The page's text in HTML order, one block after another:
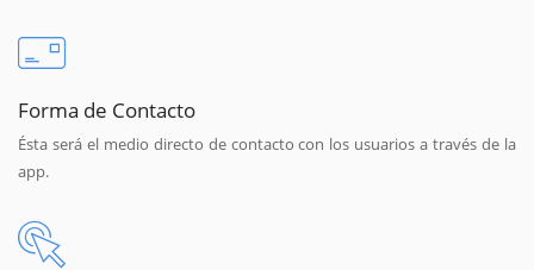
Forma de Contacto
Ésta será el medio directo de contacto con los usuarios a través de la
app.